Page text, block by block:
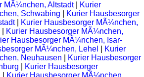
MÃ¼nchen, Altstadt
Kurier
Schwabing
Kurier Hausbesorger
Kurier Hausbesorger MÃ¼nchen,
Kurier Hausbesorger MÃ¼nchen,
Hausbesorger MÃ¼nchen, Isar-
MÃ¼nchen, Lehel
Kurier
Neuhausen
Kurier Hausbesorger
Kurier Hausbesorger
Kurier Hausbesorger MÃ¼nchen,